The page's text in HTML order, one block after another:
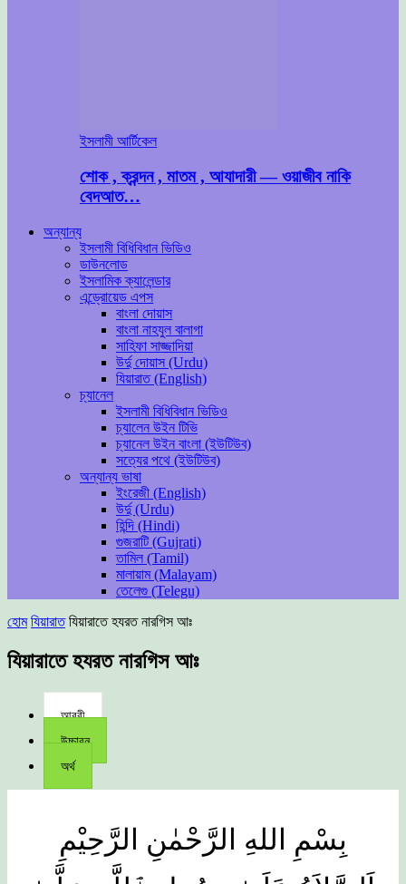
ইসলামী আর্টিকেল
শোক , ক্রন্দন , মাতম , আযাদারী — ওয়াজীব নাকি
বেদআত…
অন্যান্য
ইসলামী বিধিবিধান ভিডিও
ডাউনলোড
ইসলামিক ক্যালেন্ডার
এন্ড্রোয়েড এপস
বাংলা দোয়াস
বাংলা নাহযুল বালাগা
সাহিফা সাজ্জাদিয়া
উর্দু দোয়াস (Urdu)
যিয়ারাত (English)
চ্যানেল
ইসলামী বিধিবিধান ভিডিও
চ্যালেন উইন টিভি
চ্যানেল উইন বাংলা (ইউটিউব)
সত্যের পথে (ইউটিউব)
অন্যান্য ভাষা
ইংরেজী (English)
উর্দু (Urdu)
হিন্দি (Hindi)
গুজরাটি (Gujrati)
তামিল (Tamil)
মালায়াম (Malayam)
তেলেগু (Telegu)
হোম যিয়ারাত যিয়ারাতে হযরত নারগিস আঃ
যিয়ারাতে হযরত নারগিস আঃ
আরবী
উচ্চারন
অর্থ
بِسْمِ اللهِ الرَّحْمٰنِ الرَّحِیْمِ